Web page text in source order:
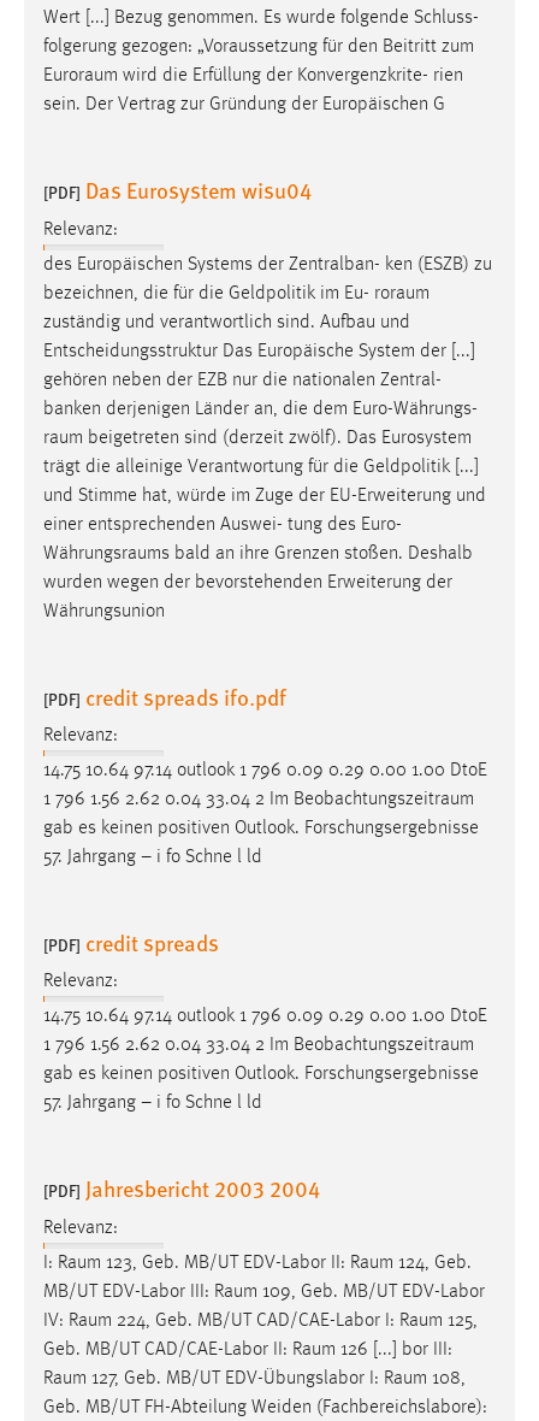
Wert [...] Bezug genommen. Es wurde folgende Schluss-
folgerung gezogen: „Voraussetzung für den Beitritt zum
Euroraum wird die Erfüllung der Konvergenzkrite- rien
sein. Der Vertrag zur Gründung der Europäischen G
[PDF] Das Eurosystem wisu04
Relevanz:
des Europäischen Systems der Zentralban- ken (ESZB) zu
bezeichnen, die für die Geldpolitik im Eu- roraum
zuständig und verantwortlich sind. Aufbau und
Entscheidungsstruktur Das Europäische System der [...]
gehören neben der EZB nur die nationalen Zentral-
banken derjenigen Länder an, die dem Euro-Währungs-
raum beigetreten sind (derzeit zwölf). Das Eurosystem
trägt die alleinige Verantwortung für die Geldpolitik [...]
und Stimme hat, würde im Zuge der EU-Erweiterung und
einer entsprechenden Auswei- tung des Euro-
Währungsraums bald an ihre Grenzen stoßen. Deshalb
wurden wegen der bevorstehenden Erweiterung der
Währungsunion
[PDF] credit spreads ifo.pdf
Relevanz:
14.75 10.64 97.14 outlook 1 796 0.09 0.29 0.00 1.00 DtoE
1 796 1.56 2.62 0.04 33.04 2 Im Beobachtungszeitraum
gab es keinen positiven Outlook. Forschungsergebnisse
57. Jahrgang – i fo Schne l ld
[PDF] credit spreads
Relevanz:
14.75 10.64 97.14 outlook 1 796 0.09 0.29 0.00 1.00 DtoE
1 796 1.56 2.62 0.04 33.04 2 Im Beobachtungszeitraum
gab es keinen positiven Outlook. Forschungsergebnisse
57. Jahrgang – i fo Schne l ld
[PDF] Jahresbericht 2003 2004
Relevanz:
I: Raum 123, Geb. MB/UT EDV-Labor II: Raum 124, Geb.
MB/UT EDV-Labor III: Raum 109, Geb. MB/UT EDV-Labor
IV: Raum 224, Geb. MB/UT CAD/CAE-Labor I: Raum 125,
Geb. MB/UT CAD/CAE-Labor II: Raum 126 [...] bor III:
Raum 127, Geb. MB/UT EDV-Übungslabor I: Raum 108,
Geb. MB/UT FH-Abteilung Weiden (Fachbereichslabore):